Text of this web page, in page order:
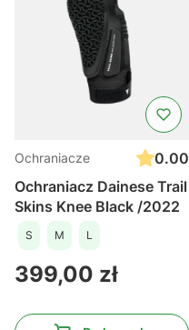
Ochraniacze
0.00
Ochraniacz Dainese Trail
Skins Knee Black /2022
S M L
Cena
399,00 zł